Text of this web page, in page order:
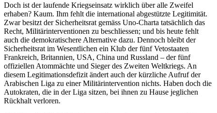
Doch ist der laufende Kriegseinsatz wirklich über alle Zweifel
erhaben? Kaum. Ihm fehlt die international abgestützte Legitimität.
Zwar besitzt der Sicherheitsrat gemäss Uno-Charta tatsächlich das
Recht, Militärinterventionen zu beschliessen; und bis heute fehlt
auch die demokratischere Alternative dazu. Dennoch bleibt der
Sicherheitsrat im Wesentlichen ein Klub der fünf Vetostaaten
Frankreich, Britannien, USA, China und Russ­land – der fünf
offiziellen Atommächte und Sieger des Zweiten Weltkriegs. An
diesem Legitimationsdefizit ändert auch der kürzliche Aufruf der
Arabischen Liga zu einer Militärintervention nichts. Haben doch die
Autokraten, die in der Liga sitzen, bei ihnen zu Hause jeglichen
Rückhalt verloren.